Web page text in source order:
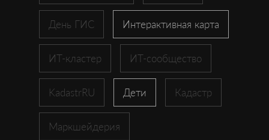
День ГИС Интерактивная карта
ИТ-кластер ИТ-сообщество
KadastrRU Дети Кадастр
Маркшейдерия